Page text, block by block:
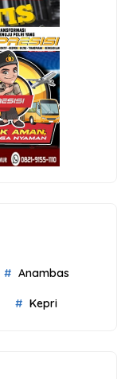
Anambas
Kepri